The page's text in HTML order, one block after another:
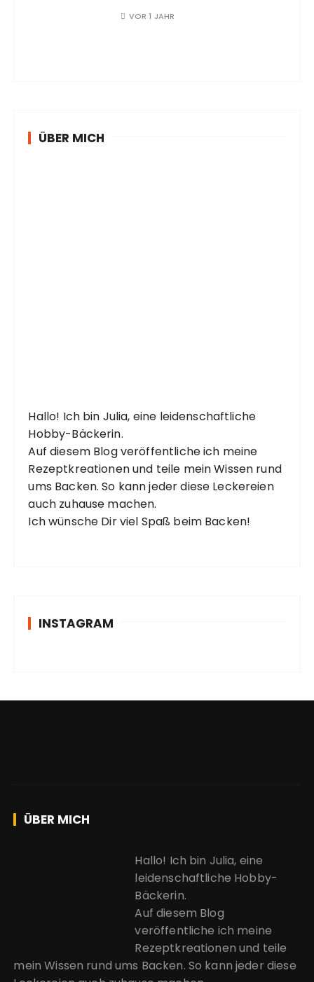
VOR 1 JAHR
ÜBER MICH
Hallo! Ich bin Julia, eine leidenschaftliche
Hobby-Bäckerin.
Auf diesem Blog veröffentliche ich meine
Rezeptkreationen und teile mein Wissen rund
ums Backen. So kann jeder diese Leckereien
auch zuhause machen.
Ich wünsche Dir viel Spaß beim Backen!
INSTAGRAM
ÜBER MICH
Hallo! Ich bin Julia, eine
leidenschaftliche Hobby-
Bäckerin.
Auf diesem Blog
veröffentliche ich meine
Rezeptkreationen und teile
mein Wissen rund ums Backen. So kann jeder diese